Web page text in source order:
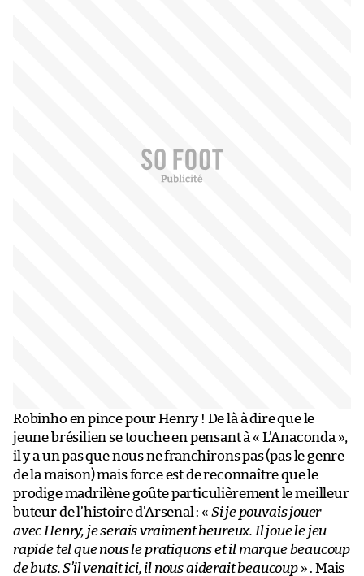
Robinho en pince pour Henry ! De là à dire que le
jeune brésilien se touche en pensant à « L’Anaconda »,
il y a un pas que nous ne franchirons pas (pas le genre
de la maison) mais force est de reconnaître que le
prodige madrilène goûte particulièrement le meilleur
buteur de l’histoire d’Arsenal : « Si je pouvais jouer
avec Henry, je serais vraiment heureux. Il joue le jeu
rapide tel que nous le pratiquons et il marque beaucoup
de buts. S’il venait ici, il nous aiderait beaucoup» . Mais